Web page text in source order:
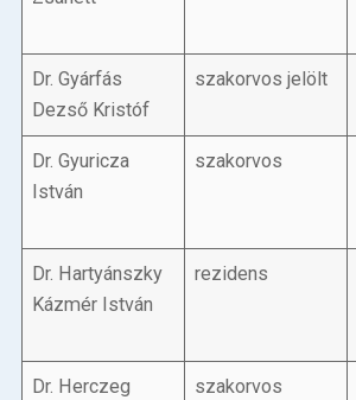
Dr. Gyárfás
Dezső Kristóf
szakorvos jelölt
Dr. Gyuricza
István
szakorvos
Dr. Hartyánszky
Kázmér István
rezidens
Dr. Herczeg
szakorvos